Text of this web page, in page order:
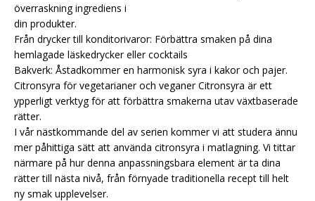
överraskning ingrediens i
din produkter.
Från drycker till konditorivaror: Förbättra smaken på dina
hemlagade läskedrycker eller cocktails
Bakverk: Åstadkommer en harmonisk syra i kakor och pajer.
Citronsyra för vegetarianer och veganer Citronsyra är ett
ypperligt verktyg för att förbättra smakerna utav växtbaserade
rätter.
I vår nästkommande del av serien kommer vi att studera ännu
mer påhittiga sätt att använda citronsyra i matlagning. Vi tittar
närmare på hur denna anpassningsbara element är ta dina
rätter till nästa nivå, från förnyade traditionella recept till helt
ny smak upplevelser.